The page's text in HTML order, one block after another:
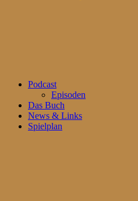
Podcast
Episoden
Das Buch
News & Links
Spielplan